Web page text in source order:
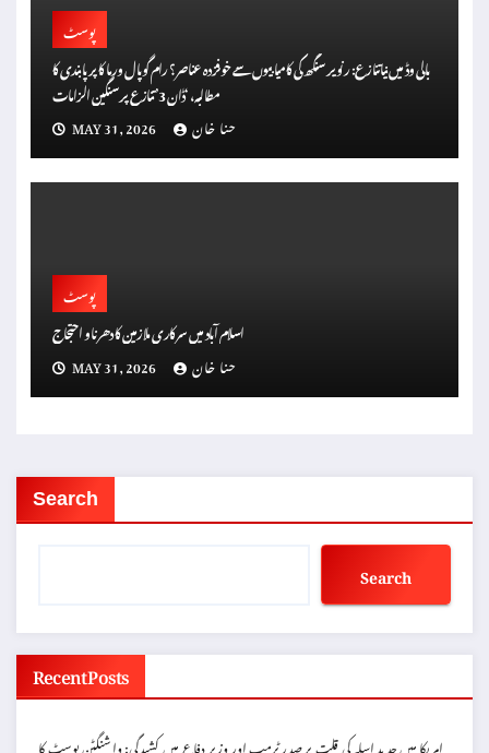
پوسٹ
بالی وڈ میں نیا تنازع: رنویر سنگھ کی کامیابیوں سے خوفزدہ عناصر؟ رام گوپال ورما کا پر پابندی کا
مطالبہ، ‘ڈان 3’ تنازع پر سنگین الزامات
MAY 31, 2026
حنا خان
پوسٹ
اسلام آباد میں سرکاری ملازمین کا دھرنا و احتجاج
MAY 31, 2026
حنا خان
Search
Search
Recent Posts
امریکا میں جدید اسلہ کی قلت پر صدر ٹرمپ اور وزیر دفاع میں کشیدگی: واشنگٹن پوسٹ کا